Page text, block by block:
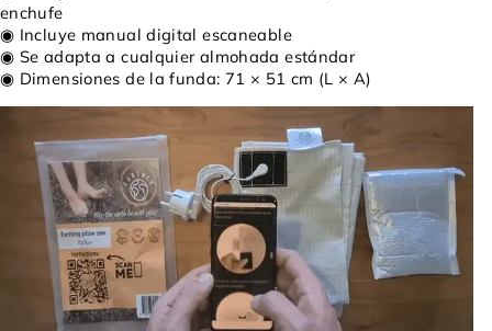
enchufe
◉ Incluye manual digital escaneable
◉ Se adapta a cualquier almohada estándar
◉ Dimensiones de la funda: 71 × 51 cm (L × A)